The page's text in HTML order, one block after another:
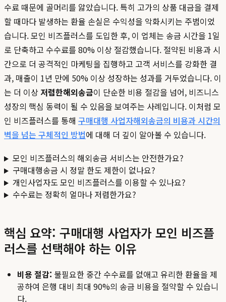
수료 때문에 골머리를 앓았습니다. 특히 고가의 상품 대금을 결제
할 때마다 발생하는 환율 손실은 수익성을 악화시키는 주범이었
습니다. 모인 비즈플러스를 도입한 후, 이 업체는 송금 시간을 1일
로 단축하고 수수료를 80% 이상 절감했습니다. 절약된 비용과 시
간으로 더 공격적인 마케팅을 집행하고 고객 서비스를 강화한 결
과, 매출이 1년 만에 50% 이상 성장하는 성과를 거두었습니다. 이
는 더 이상 저렴한해외송금이 단순한 비용 절감을 넘어, 비즈니스
성장의 핵심 동력이 될 수 있음을 보여주는 사례입니다. 이처럼 모
인 비즈플러스를 통해 구매대행 사업자해외송금의 비용과 시간의
벽을 넘는 구체적인 방법에 대해 더 깊이 알아볼 수 있습니다.
모인 비즈플러스의 해외송금 서비스는 안전한가요?
구매대행송금 시 정말 한도 제한이 없나요?
개인사업자도 모인 비즈플러스를 이용할 수 있나요?
수수료는 정확히 얼마나 저렴한가요?
핵심 요약: 구매대행 사업자가 모인 비즈플
러스를 선택해야 하는 이유
비용 절감: 불필요한 중간 수수료를 없애고 유리한 환율을 제
공하여 은행 대비 최대 90%의 송금 비용을 절약할 수 있습니
다.